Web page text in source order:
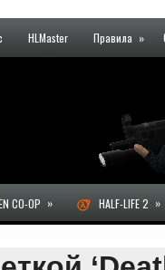
HLMaster Правила »
CO-OP » HALF-LIFE 2 »